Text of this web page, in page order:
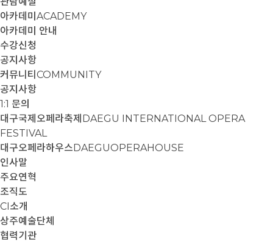
아카데미 ACADEMY
아카데미 안내
수강신청
공지사항
커뮤니티 COMMUNITY
공지사항
1:1 문의
대구국제오페라축제 DAEGU INTERNATIONAL OPERA
FESTIVAL
대구오페라하우스DAEGUOPERAHOUSE
인사말
주요연혁
조직도
CI소개
상주예술단체
협력기관